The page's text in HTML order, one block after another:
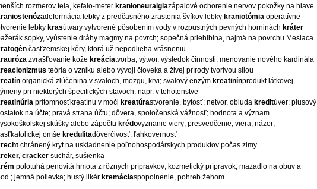
rozmerov tela, kefalo-meter kranioneuralgiazápalové ochorenie nervov pokožky na hlave
deformácia lebky z predčasného zrastenia švíkov lebky kraniotómia operatívne
lebky krasútvary vytvorené pôsobením vody v rozpustných pevných horninách kráter
sopky, vyústenie dráhy magmy na povrch; sopečná priehlbina, najmä na povrchu Mesiaca
časťzemskej kôry, ktorá už nepodlieha vrásneniu
zvrašťovanie kože kreáciatvorba; výtvor, výsledok činnosti; menovanie nového kardinála
teória o vzniku alebo vývoji človeka a živej prírody tvorivou silou
organická zlúčenina v svaloch, mozgu, krvi; svalový enzým kreatinínprodukt látkovej
pri niektorých špecifických stavoch, napr. v tehotenstve
prítomnosťkreatínu v moči kreatúrastvorenie, bytosť; netvor, obluda kreditúver; plusový
na účte; pravá strana účtu; dôvera, spoločenská vážnosť; hodnota a význam
skúšky alebo zápočtu krédovyznanie viery; presvedčenie, viera, názor;
omše kredulitadôverčivosť, ľahkovernosť
chránený kryt na uskladnenie poľnohospodárskych produktov počas zimy
cracker suchár, sušienka
polotuhá penovitá hmota z rôznych prípravkov; kozmetický prípravok; mazadlo na obuv a
jemná polievka; hustý likér kremáciaspopolnenie, pohreb žehom